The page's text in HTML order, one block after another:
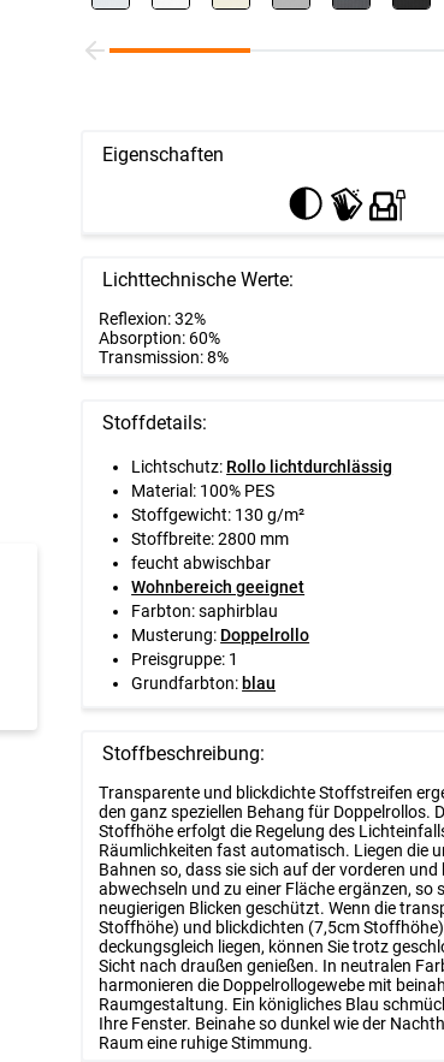
Eigenschaften
Lichttechnische Werte:
Reflexion: 32%
Absorption: 60%
Transmission: 8%
Stoffdetails:
Lichtschutz: Rollo lichtdurchlässig
Material: 100% PES
Stoffgewicht: 130 g/m²
Stoffbreite: 2800 mm
feucht abwischbar
Wohnbereich geeignet
Farbton: saphirblau
Musterung: Doppelrollo
Preisgruppe: 1
Grundfarbton: blau
Stoffbeschreibung:
Transparente und blickdichte Stoffstreifen
den ganz speziellen Behang für Doppelrollos.
Stoffhöhe erfolgt die Regelung des
Räumlichkeiten fast automatisch. Liegen die
Bahnen so, dass sie sich auf der vorderen
abwechseln und zu einer Fläche ergänzen, so
neugierigen Blicken geschützt. Wenn die
Stoffhöhe) und blickdichten (7,5cm
deckungsgleich liegen, können Sie trotz
Sicht nach draußen genießen. In neutralen
harmonieren die Doppelrollogewebe mit
Raumgestaltung. Ein königliches Blau
Ihre Fenster. Beinahe so dunkel wie der
Raum eine ruhige Stimmung.